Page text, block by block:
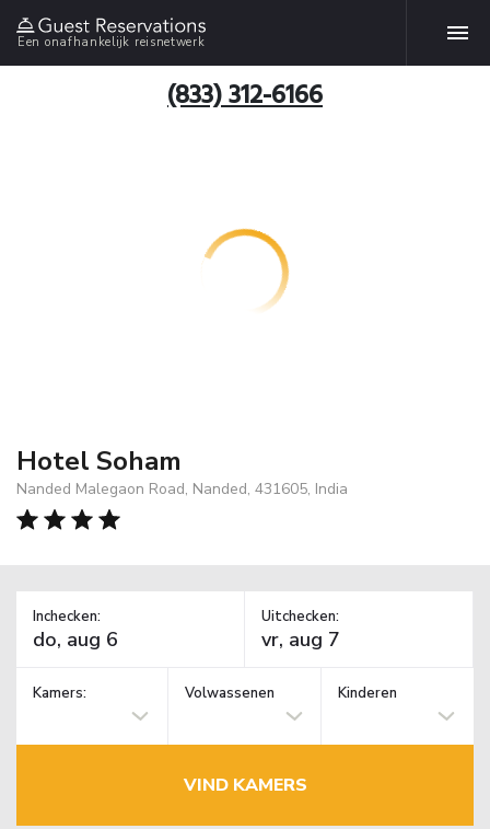
Een onafhankelijk reisnetwerk
(833) 312-6166
Hotel Soham
Nanded Malegaon Road, Nanded, 431605, India
Inchecken: Uitchecken:
Kamers: Volwassenen Kinderen
VIND KAMERS